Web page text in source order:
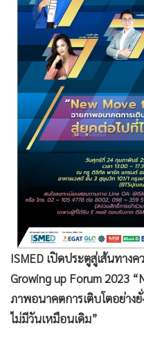
Infographic
การเมือง
ท่องเที่ยว
กีฬา
ต่างประเทศ
Special Scoop
เศรษฐกิจ-ธุรกิจ
ชุมชน-คุณภาพชีวิต
อาชญากรรม
เกม
• วิทยาศาสตร์
• SMEs
• หุ้น
ISMED เปิดประตูสู่เส้นทาง
Growing up Forum 2023
ภาพอนาคตการเติบโตอย่าง
ไม่มีวันเหมือนเดิม”